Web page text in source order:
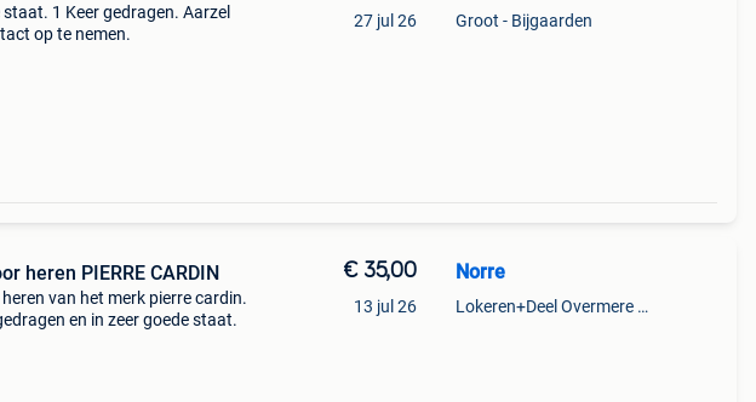
1 Keer gedragen. Aarzel
op te nemen.
27 jul 26 Groot - Bijgaarden
heren PIERRE CARDIN
van het merk pierre cardin.
en in zeer goede staat.
€ 35,00
13 jul 26
Norre
Lokeren+Deel Overmere En Zele